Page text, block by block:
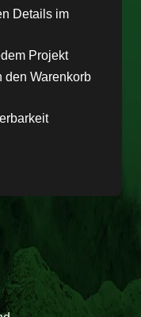
Details im
Projekt
den Warenkorb